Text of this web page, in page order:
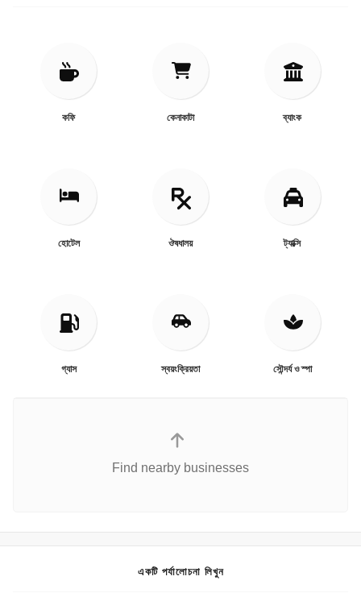
কফি কেনাকাটা ব্যাংক
হোটেল ঔষধালয় ট্যাক্সি
গ্যাস স্বয়ংক্রিয়তা সৌন্দর্য ও স্পা
Find nearby businesses
একটি পর্যালোচনা লিখুন